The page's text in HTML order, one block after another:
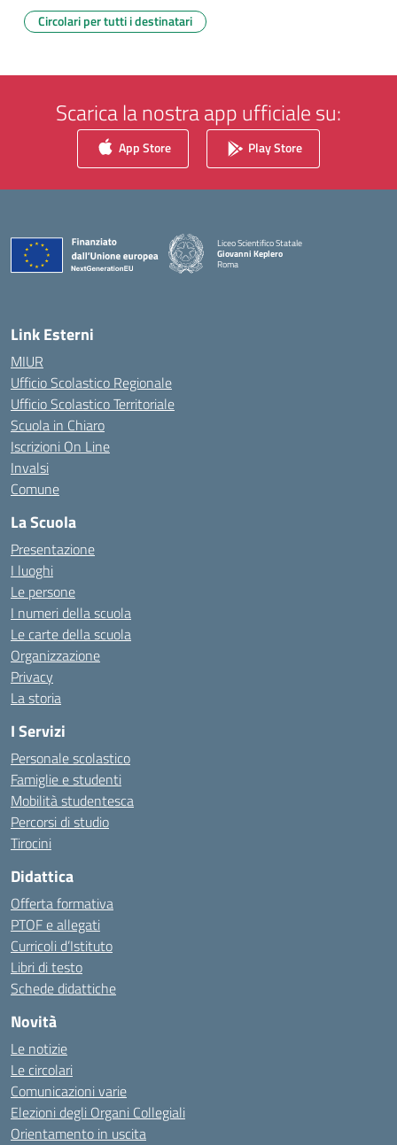
Circolari per tutti i destinatari
Scarica la nostra app ufficiale su:
App Store Play Store
Liceo Scientifico Statale
Giovanni Keplero
Roma
Link Esterni
MIUR
Ufficio Scolastico Regionale
Ufficio Scolastico Territoriale
Scuola in Chiaro
Iscrizioni On Line
Invalsi
Comune
La Scuola
Presentazione
I luoghi
Le persone
I numeri della scuola
Le carte della scuola
Organizzazione
Privacy
La storia
I Servizi
Personale scolastico
Famiglie e studenti
Mobilità studentesca
Percorsi di studio
Tirocini
Didattica
Offerta formativa
PTOF e allegati
Curricoli d’Istituto
Libri di testo
Schede didattiche
Novità
Le notizie
Le circolari
Comunicazioni varie
Elezioni degli Organi Collegiali
Orientamento in uscita